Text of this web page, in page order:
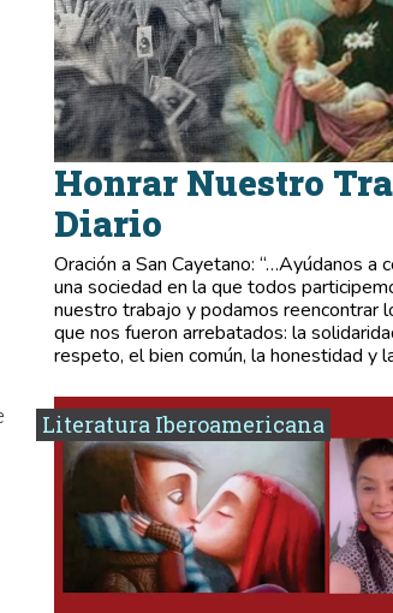
Honrar Nuestro
Diario
Oración a San Cayetano: “…Ayúdanos a
una sociedad en la que todos
nuestro trabajo y podamos reencontrar
que nos fueron arrebatados: la
respeto, el bien común, la honestidad y
Literatura Iberoamericana